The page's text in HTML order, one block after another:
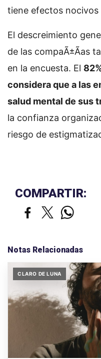
tiene efectos nocivos
El descreimiento
de las compaÃ±Ã­as
en la encuesta. El
considera que a las
salud mental de sus
la confianza
riesgo de
COMPARTIR:
Notas Relacionadas
CLARO DE LUNA